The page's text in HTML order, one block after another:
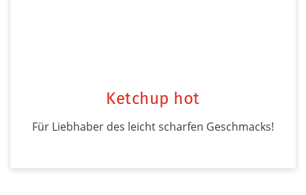
Ketchup hot
Für Liebhaber des leicht scharfen Geschmacks!